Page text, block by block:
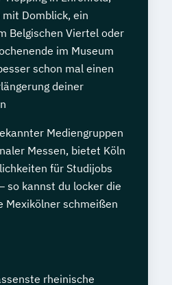
Domblick, ein
Belgischen Viertel oder
im Museum
schon mal einen
deiner
Mediengruppen
Messen, bietet Köln
für Studijobs
so kannst du locker die
Mexikölner schmeißen
rheinische